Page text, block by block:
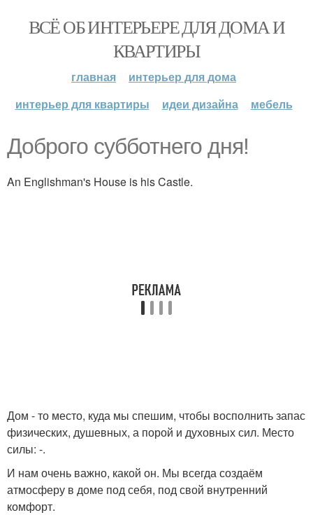
ВСЁ ОБ ИНТЕРЬЕРЕ ДЛЯ ДОМА И
КВАРТИРЫ
главная
интерьер для дома
интерьер для квартиры
идеи дизайна мебель
Доброго субботнего дня!
An Englishman's House is his Castle.
Дом - то место, куда мы спешим, чтобы восполнить запас
физических, душевных, а порой и духовных сил. Место
силы: -.
И нам очень важно, какой он. Мы всегда создаём
атмосферу в доме под себя, под свой внутренний
комфорт.